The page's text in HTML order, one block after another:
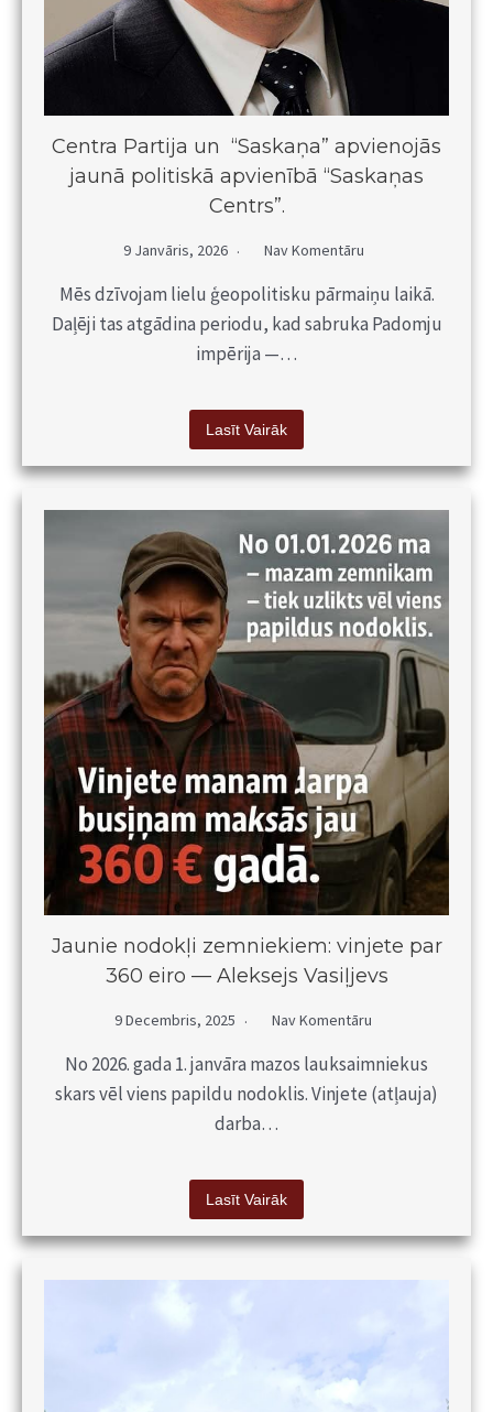
Centra Partija un “Saskaņa” apvienojās
jaunā politiskā apvienībā “Saskaņas
Centrs”.
9 Janvāris, 2026 Nav Komentāru
Mēs dzīvojam lielu ģeopolitisku pārmaiņu laikā.
Daļēji tas atgādina periodu, kad sabruka Padomju
impērija —…
Lasīt Vairāk
Jaunie nodokļi zemniekiem: vinjete par
360 eiro — Aleksejs Vasiļjevs
9 Decembris, 2025 Nav Komentāru
No 2026. gada 1. janvāra mazos lauksaimniekus
skars vēl viens papildu nodoklis. Vinjete (atļauja)
darba…
Lasīt Vairāk